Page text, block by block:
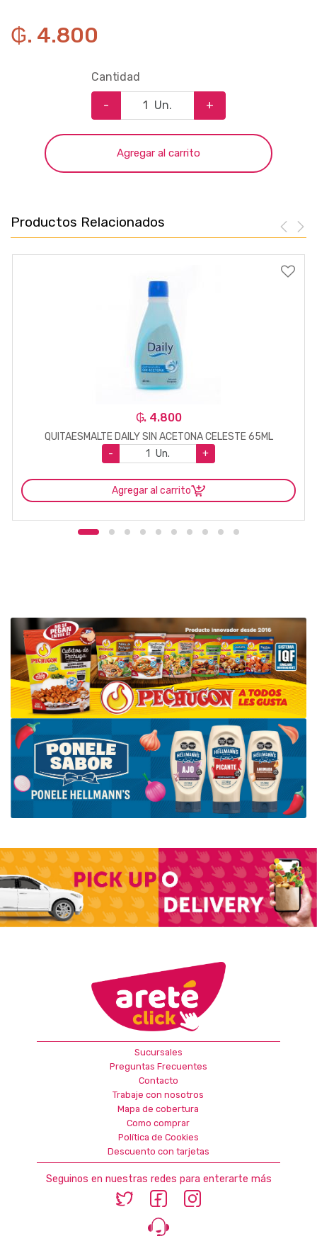
₲. 4.800
Cantidad
- Un. +
Agregar al carrito
Productos Relacionados
₲. 4.800
QUITAESMALTE DAILY SIN ACETONA CELESTE 65ML
-
Un. +
Agregar al carrito
Sucursales
Preguntas Frecuentes
Contacto
Trabaje con nosotros
Mapa de cobertura
Como comprar
Política de Cookies
Descuento con tarjetas
Seguinos en nuestras redes para enterarte más